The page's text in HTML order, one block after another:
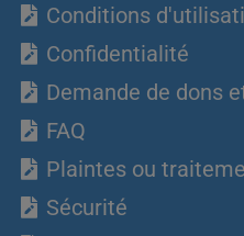
Conditions
Confidentialité
Demande de dons
FAQ
Plaintes ou
Sécurité